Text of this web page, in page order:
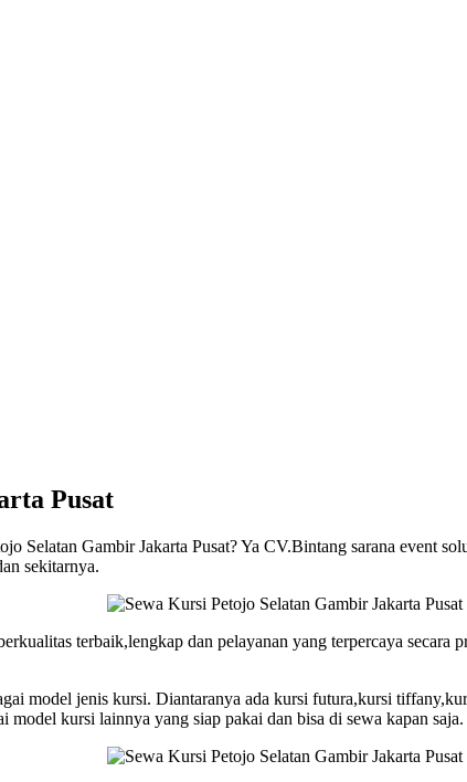
Pusat
Selatan Gambir Jakarta Pusat? Ya CV.Bintang sarana event
sekitarnya.
terbaik,lengkap dan pelayanan yang terpercaya
model jenis kursi. Diantaranya ada kursi futura,kursi
kursi lainnya yang siap pakai dan bisa di sewa kapan saja.